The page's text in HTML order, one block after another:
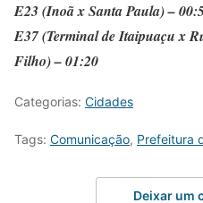
E23 (Inoã x Santa Paula) –
E37 (Terminal de Itaipuaçu x
Filho) – 01:20
Categorias: Cidades
Tags: Comunicação, Prefeitura
Deixar um